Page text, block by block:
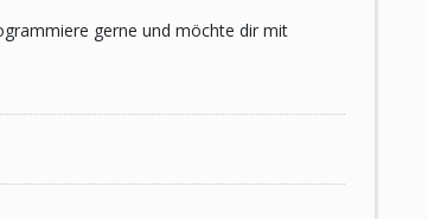
gerne und möchte dir mit